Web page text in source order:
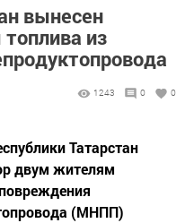
вынeсен
из
1243 0 0
Татарстан
двум жителям
(MНПП)